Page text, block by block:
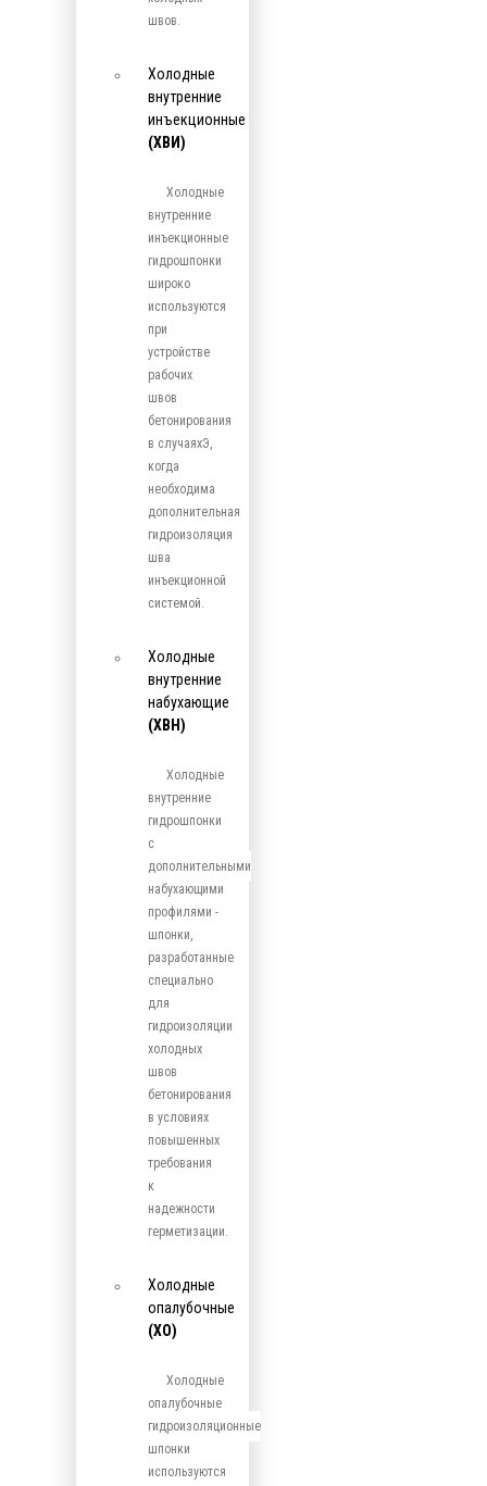
швов.
Холодные
внутренние
инъекционные
(ХВИ)
Холодные
внутренние
инъекционные
гидрошпонки
широко
используются
при
устройстве
рабочих
швов
бетонирования
в случаяхЭ,
когда
необходима
дополнительная
гидроизоляция
шва
инъекционной
системой.
Холодные
внутренние
набухающие
(ХВН)
Холодные
внутренние
гидрошпонки
с
дополнительными
набухающими
профилями -
шпонки,
разработанные
специально
для
гидроизоляции
холодных
швов
бетонирования
в условиях
повышенных
требования
к
надежности
герметизации.
Холодные
опалубочные
(ХО)
Холодные
опалубочные
гидроизоляционные
шпонки
используются